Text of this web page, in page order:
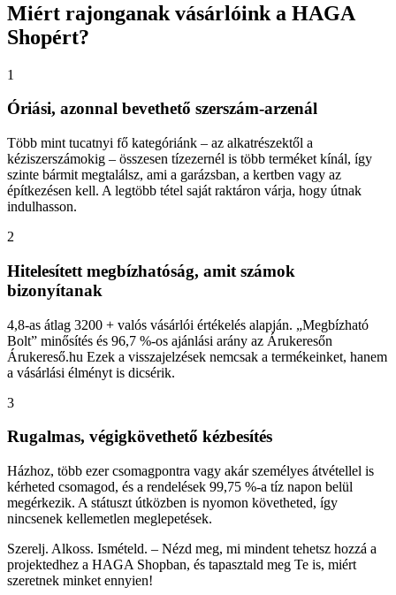
Miért rajonganak vásárlóink a HAGA
Shopért?
1
Óriási, azonnal bevethető szerszám-arzenál
Több mint tucatnyi fő kategóriánk – az alkatrészektől a
kéziszerszámokig – összesen tízezernél is több terméket kínál, így
szinte bármit megtalálsz, ami a garázsban, a kertben vagy az
építkezésen kell. A legtöbb tétel saját raktáron várja, hogy útnak
indulhasson.
2
Hitelesített megbízhatóság, amit számok
bizonyítanak
4,8-as átlag 3200 + valós vásárlói értékelés alapján. „Megbízható
Bolt” minősítés és 96,7 %-os ajánlási arány az Árukeresőn
Árukereső.hu Ezek a visszajelzések nemcsak a termékeinket, hanem
a vásárlási élményt is dicsérik.
3
Rugalmas, végigkövethető kézbesítés
Házhoz, több ezer csomagpontra vagy akár személyes átvétellel is
kérheted csomagod, és a rendelések 99,75 %-a tíz napon belül
megérkezik. A státuszt útközben is nyomon követheted, így
nincsenek kellemetlen meglepetések.
Szerelj. Alkoss. Ismételd. – Nézd meg, mi mindent tehetsz hozzá a
projektedhez a HAGA Shopban, és tapasztald meg Te is, miért
szeretnek minket ennyien!